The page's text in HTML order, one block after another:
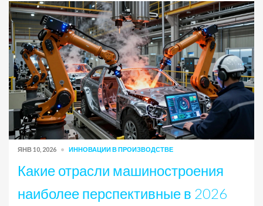
ЯНВ 10, 2026 ИННОВАЦИИ В ПРОИЗВОДСТВЕ
Какие отрасли машиностроения
наиболее перспективные в 2026